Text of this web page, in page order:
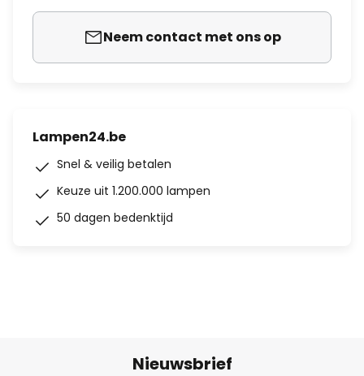
Neem contact met ons op
Lampen24.be
Snel & veilig betalen
Keuze uit 1.200.000 lampen
50 dagen bedenktijd
Nieuwsbrief